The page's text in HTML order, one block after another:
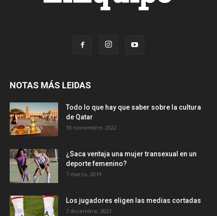
NOTAS MÁS LEIDAS
Todo lo que hay que saber sobre la cultura
de Qatar
18 noviembre, 2022
¿Saca ventaja una mujer transexual en un
deporte femenino?
7 marzo, 2019
Los jugadores eligen las medias cortadas
7 diciembre, 2021